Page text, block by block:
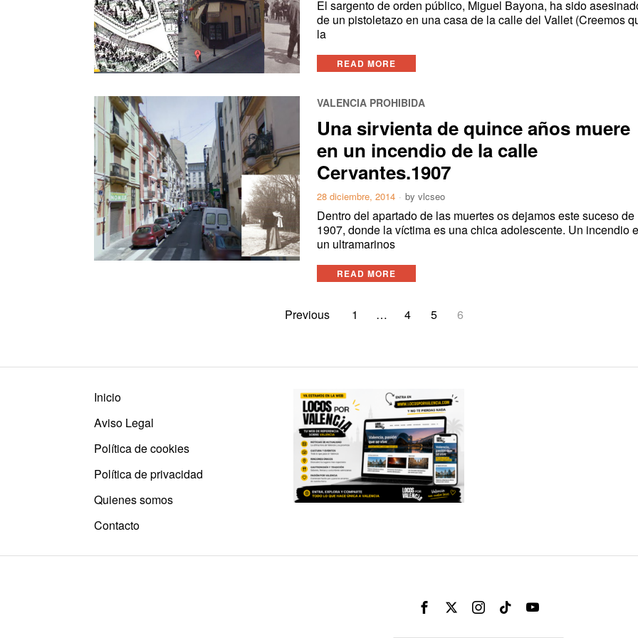
El sargento de orden público, Miguel Bayona, ha sido
de un pistoletazo en una casa de la calle del Vallet (Creemos
la
READ MORE
VALENCIA PROHIBIDA
Una sirvienta de quince años muere
en un incendio de la calle
Cervantes.1907
28 diciembre, 2014 byvlcseo
Dentro del apartado de las muertes os dejamos este suceso de
1907, donde la víctima es una chica adolescente. Un incendio
un ultramarinos
READ MORE
Previous 1 … 4 5 6
Inicio
Aviso Legal
Política de cookies
Política de privacidad
Quienes somos
Contacto